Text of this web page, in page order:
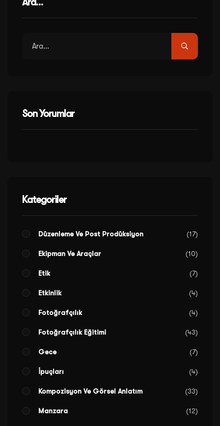
Son Yorumlar
Kategoriler
Düzenleme Ve Post Prodüksiyon 17
Ekipman Ve Araçlar 10
Etik 7
Etkinlik 4
Fotoğrafçılık 4
Fotoğrafçılık Eğitimi 43
Gece 7
İpuçları 4
Kompozisyon Ve Görsel Anlatım 33
Manzara 12